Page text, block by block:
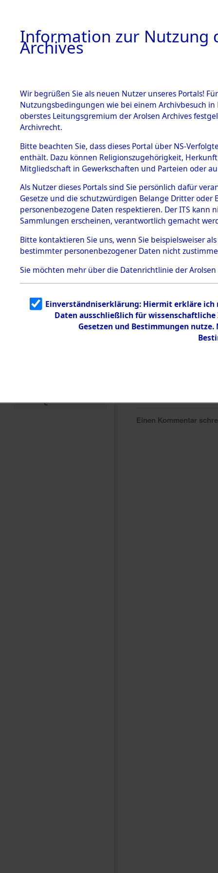
BESTÄNDE
1.
mente
5. Verschiedenes
5.3
Todesmärsche
5.3.1 Alliierte
Erhebungen
zu
Todesmärsch
en
5.3.2
g
5.3.3
Todesmärsch
e
Kemnath
Einen Kommentar
Information zur Nutzung
Archives
Wir begrüßen Sie als neuen Nutzer unseres Portals!
Nutzungsbedingungen wie bei einem Archivbesuch
oberstes Leitungsgremium der Arolsen Archives
Archivrecht.
Bitte beachten Sie, dass dieses Portal über NS-
enthält. Dazu können Religionszugehörigkeit,
Mitgliedschaft in Gewerkschaften und Parteien oder
Als Nutzer dieses Portals sind Sie persönlich dafür
Gesetze und die schutzwürdigen Belange Dritter
personenbezogene Daten respektieren. Der ITS
Sammlungen erscheinen, verantwortlich gemacht
Bitte kontaktieren Sie uns, wenn Sie beispielsweiser
bestimmter personenbezogener Daten nicht
Sie möchten mehr über die Datenrichtlinie der Arolsen
Einverständniserklärung: Hiermit erkläre ich
Daten ausschließlich für
Gesetzen und Bestimmungen